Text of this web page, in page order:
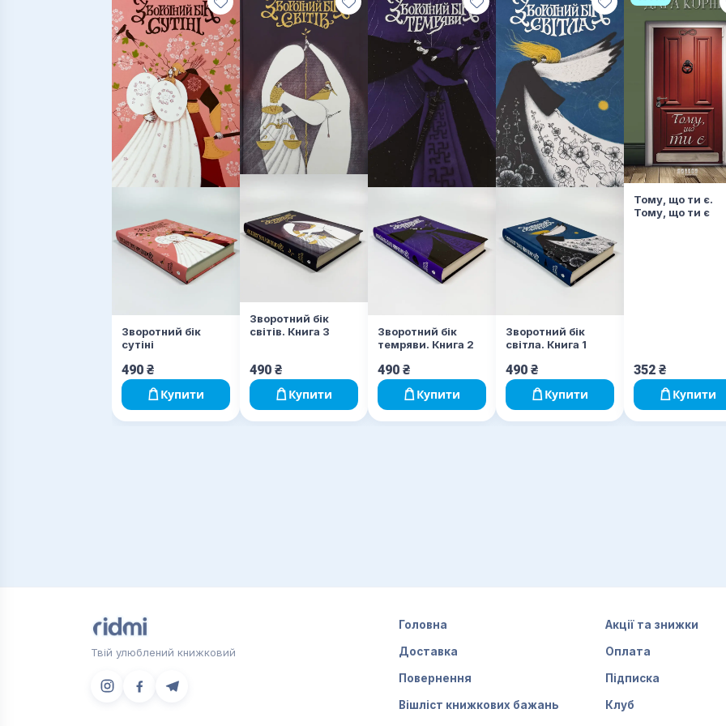
надають доробку особливого колориту.
Зворотний бік
сутіні
490 ₴
Купити
Зворотний бік
світів. Книга 3
490 ₴
Купити
Зворотний бік
темряви. Книга 2
490 ₴
Купити
Зворотний бік
світла. Книга 1
490 ₴
Купити
Тому, що ти є.
Тому, що ти є
352 ₴
Купити
Твій улюблений книжковий
Головна Акції та знижки
Доставка Оплата
Повернення Підписка
Вішліст книжкових бажань Клуб